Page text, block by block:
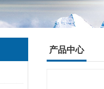
产品中心